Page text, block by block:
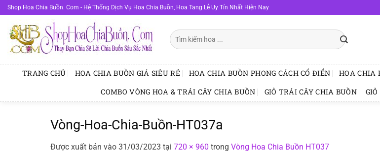
Bỏ
qua
nội
dung
Shop Hoa Chia Buồn. Com - Hệ Thống Dịch Vụ Hoa Chia Buồn, Hoa Tang Lễ Uy Tín Nhất Hiện Nay
Tìm
kiếm:
TRANG CHỦ HOA CHIA BUỒN GIÁ SIÊU RẺ HOA CHIA BUỒN PHONG CÁCH CỔ ĐIỂN HOA CHIA
COMBO VÒNG HOA & TRÁI CÂY CHIA BUỒN
GIỎ TRÁI CÂY CHIA BUỒN
Vòng-Hoa-Chia-Buồn-HT037a
Được xuất bản vào 31/03/2023 tại 720 × 960 trong Vòng Hoa Chia Buồn HT037